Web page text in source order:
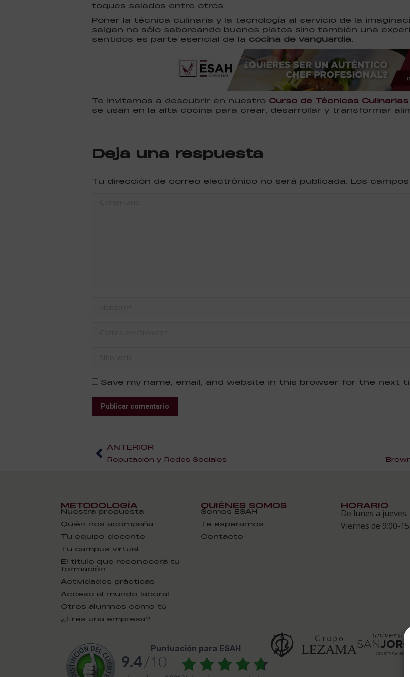
toques salados entre otros.
Poner la técnica culinaria y la tecnología al servicio de la
salgan no sólo saboreando buenos platos sino también una
sentidos es parte esencial de la cocina de vanguardia.
Te invitamos a descubrir en nuestro Curso de Técnicas Culinarias
se usan en la alta cocina para crear, desarrollar y transformar
Deja una respuesta
Tu dirección de correo electrónico no será publicada. Los
Save my name, email, and website in this browser for the next
Publicar comentario
ANTERIOR
Reputación y Redes Sociales
METODOLOGÍA
Nuestra propuesta
Quién nos acompaña
Tu equipo docente
Tu campus virtual
El título que reconocerá tu
formación
Actividades prácticas
Acceso al mundo laboral
Otros alumnos como tú
¿Eres una empresa?
QUIÉNES SOMOS
Somos ESAH
Te esperamos
Contacto
HORARIO
De lunes a jueves:
Viernes de 9:00-
puntuación para ESAH
9.4/10